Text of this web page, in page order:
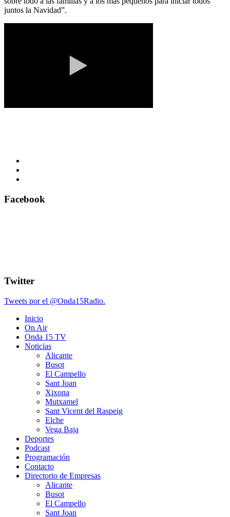
juntos la Navidad”.
Facebook
Twitter
Tweets por el @Onda15Radio.
Inicio
On Air
Onda 15 TV
Noticias
Alicante
Busot
El Campello
Sant Joan
Xixona
Mutxamel
Sant Vicent del Raspeig
Elche
Vega Baja
Deportes
Podcast
Programación
Contacto
Directorio de Empresas
Alicante
Busot
El Campello
Sant Joan